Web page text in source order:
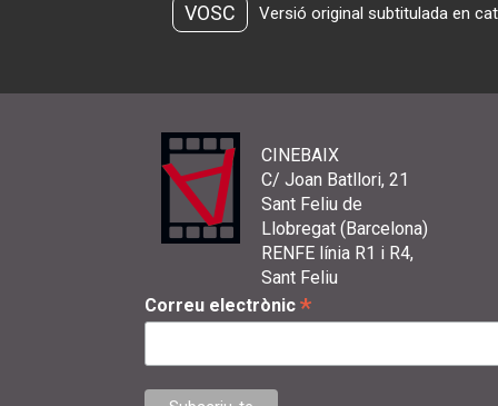
VOSC Versió original subtitulada en
CINEBAIX
C/ Joan Batllori, 21
Sant Feliu de
Llobregat (Barcelona)
RENFE línia R1 i R4,
Sant Feliu
Correu electrònic *